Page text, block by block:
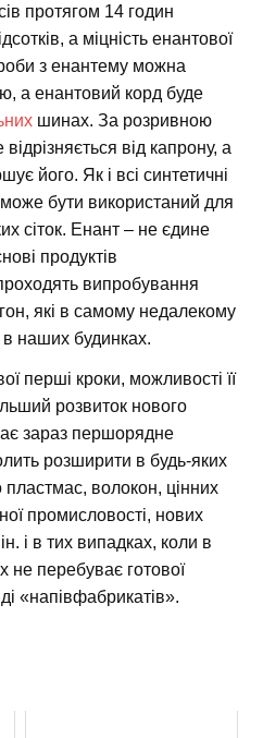
протягом 14 годин
а міцність енантової
з енантему можна
а енантовий корд буде
шинах. За розривною
від капрону, а
його. Як і всі синтетичні
бути використаний для
сіток. Енант – не єдине
продуктів
випробування
які в самому недалекому
в наших будинках.
перші кроки, можливості її
розвиток нового
зараз першорядне
розширити в будь-яких
волокон, цінних
промисловості, нових
і в тих випадках, коли в
не перебуває готової
«напівфабрикатів».